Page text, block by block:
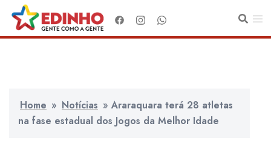
para
o
Home » Notícias » Araraquara terá 28 atletas
na fase estadual dos Jogos da Melhor Idade